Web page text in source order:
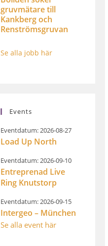
gruvmätare till
Kankberg och
Renströmsgruvan
Se alla jobb här
Events
Eventdatum: 2026-08-27
Load Up North
Eventdatum: 2026-09-10
Entreprenad Live
Ring Knutstorp
Eventdatum: 2026-09-15
Intergeo – München
Se alla event här